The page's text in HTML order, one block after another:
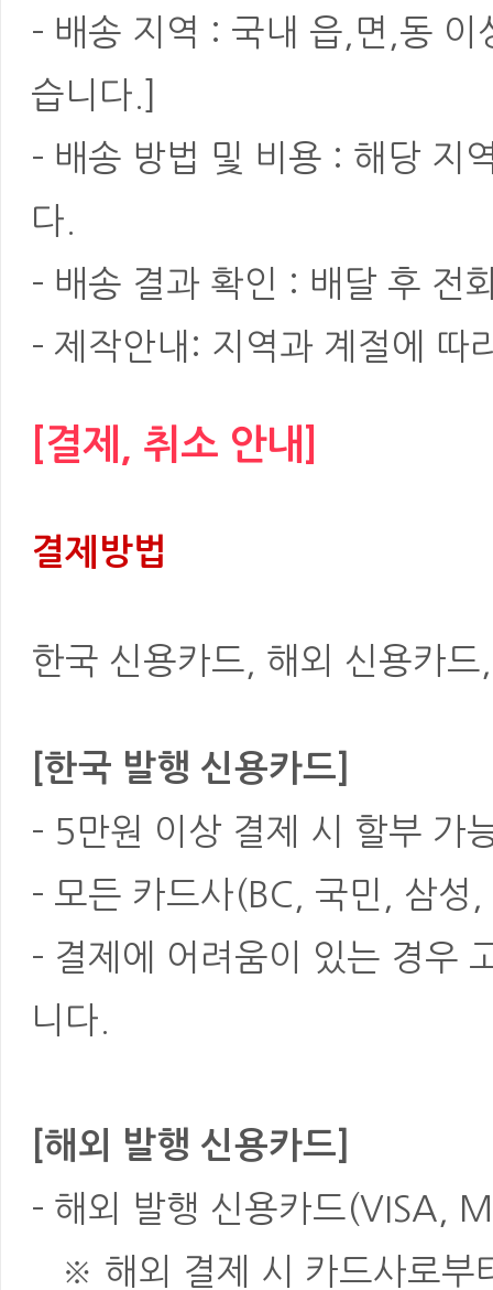
- 배송 지역 : 국내 읍,면,동
습니다.]
- 배송 방법 및 비용 : 해당 지
다.
- 배송 결과 확인 : 배달 후 전
- 제작안내: 지역과 계절에 따
[결제, 취소 안내]
결제방법
한국 신용카드, 해외 신용카
[한국 발행 신용카드]
- 5만원 이상 결제 시 할부 가
- 모든 카드사(BC, 국민, 삼성
- 결제에 어려움이 있는 경우
니다.
[해외 발행 신용카드]
- 해외 발행 신용카드(VISA,
※ 해외 결제 시 카드사로부